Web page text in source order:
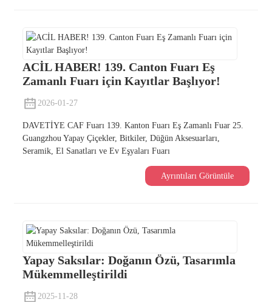
ACİL HABER! 139. Canton Fuarı Eş
Zamanlı Fuarı için Kayıtlar Başlıyor!
2026-01-27
DAVETİYE CAF Fuarı 139. Kanton Fuarı Eş Zamanlı Fuar 25.
Guangzhou Yapay Çiçekler, Bitkiler, Düğün Aksesuarları,
Seramik, El Sanatları ve Ev Eşyaları Fuarı
Ayrıntıları Görüntüle
Yapay Saksılar: Doğanın Özü, Tasarımla
Mükemmelleştirildi
2025-11-28